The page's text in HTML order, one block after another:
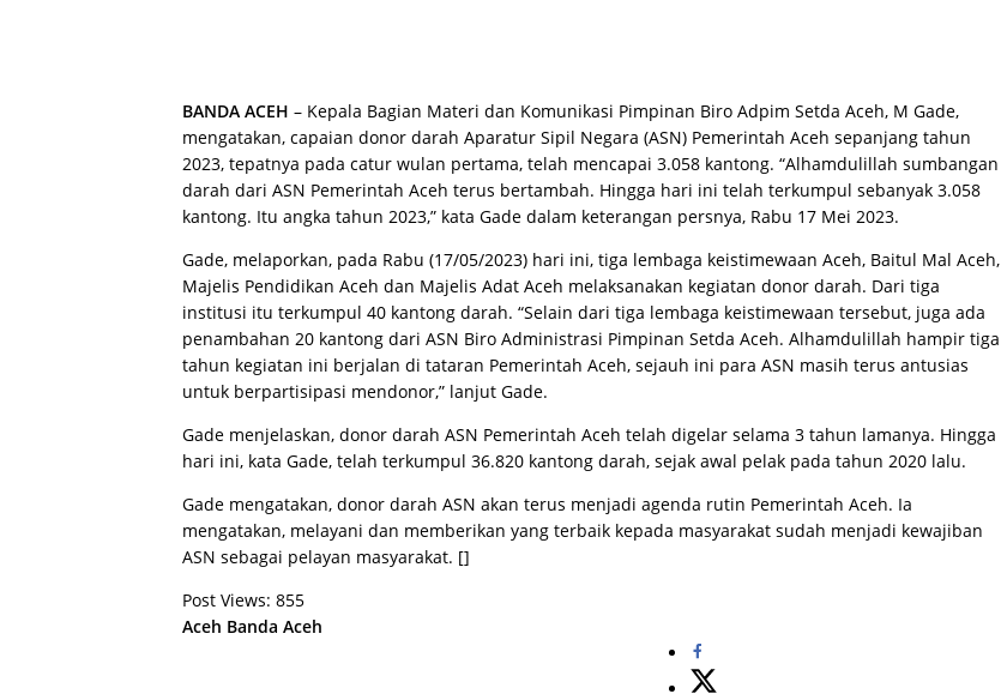
BANDA ACEH – Kepala Bagian Materi dan Komunikasi Pimpinan Biro Adpim Setda Aceh, M Gade,
mengatakan, capaian donor darah Aparatur Sipil Negara (ASN) Pemerintah Aceh sepanjang tahun
2023, tepatnya pada catur wulan pertama, telah mencapai 3.058 kantong. “Alhamdulillah sumbangan
darah dari ASN Pemerintah Aceh terus bertambah. Hingga hari ini telah terkumpul sebanyak 3.058
kantong. Itu angka tahun 2023,” kata Gade dalam keterangan persnya, Rabu 17 Mei 2023.
Gade, melaporkan, pada Rabu (17/05/2023) hari ini, tiga lembaga keistimewaan Aceh, Baitul Mal Aceh,
Majelis Pendidikan Aceh dan Majelis Adat Aceh melaksanakan kegiatan donor darah. Dari tiga
institusi itu terkumpul 40 kantong darah. “Selain dari tiga lembaga keistimewaan tersebut, juga ada
penambahan 20 kantong dari ASN Biro Administrasi Pimpinan Setda Aceh. Alhamdulillah hampir tiga
tahun kegiatan ini berjalan di tataran Pemerintah Aceh, sejauh ini para ASN masih terus antusias
untuk berpartisipasi mendonor,” lanjut Gade.
Gade menjelaskan, donor darah ASN Pemerintah Aceh telah digelar selama 3 tahun lamanya. Hingga
hari ini, kata Gade, telah terkumpul 36.820 kantong darah, sejak awal pelak pada tahun 2020 lalu.
Gade mengatakan, donor darah ASN akan terus menjadi agenda rutin Pemerintah Aceh. Ia
mengatakan, melayani dan memberikan yang terbaik kepada masyarakat sudah menjadi kewajiban
ASN sebagai pelayan masyarakat. []
Post Views: 855
Aceh Banda Aceh